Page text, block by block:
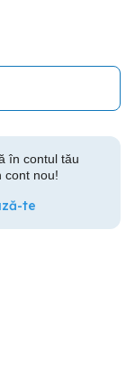
în contul tău
cont nou!
te